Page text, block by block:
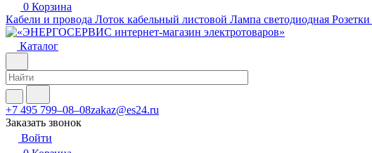
0 Корзина
Кабели и провода Лоток кабельный листовой Лампа светодиодная Розетки
Каталог
+7 495 799–08–08zakaz@es24.ru
Заказать звонок
Войти